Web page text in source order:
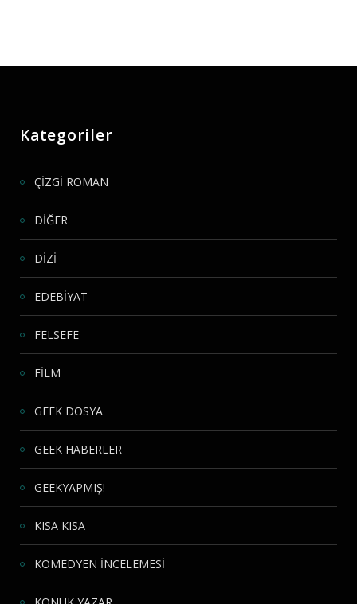
Kategoriler
ÇİZGİ ROMAN
DİĞER
DİZİ
EDEBİYAT
FELSEFE
FİLM
GEEK DOSYA
GEEK HABERLER
GEEKYAPMIŞ!
KISA KISA
KOMEDYEN İNCELEMESİ